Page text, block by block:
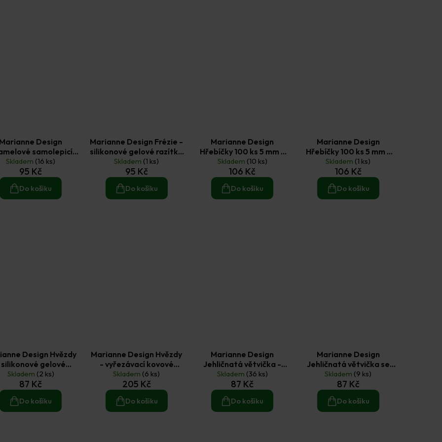
Design
samolepicí
198 ks světle
růžové
Skladem (16 ks)
95 Kč
Do košíku
Marianne Design Frézie -
silikonové gelové razítko
1 ks
Skladem (1 ks)
95 Kč
Do košíku
Marianne Design
Hřebíčky 100 ks 5 mm -
bílé
Skladem (10 ks)
106 Kč
Do košíku
Marianne Design
Hřebíčky 100 ks 5 mm -
stříbrné
Skladem (1 ks)
106 Kč
Do košíku
Design Hvězdy
gelové
razítko 2 ks
Skladem (2 ks)
87 Kč
Do košíku
Marianne Design Hvězdy
- vyřezávací kovové
šablony Craftables 4 ks
Skladem (6 ks)
205 Kč
Do košíku
Marianne Design
Jehličnatá větvička -
silikonové gelové razítko
1 ks
Skladem (36 ks)
87 Kč
Do košíku
Marianne Design
Jehličnatá větvička se
šiškou - silikonové gelové
razítko 1 ks
Skladem (9 ks)
87 Kč
Do košíku